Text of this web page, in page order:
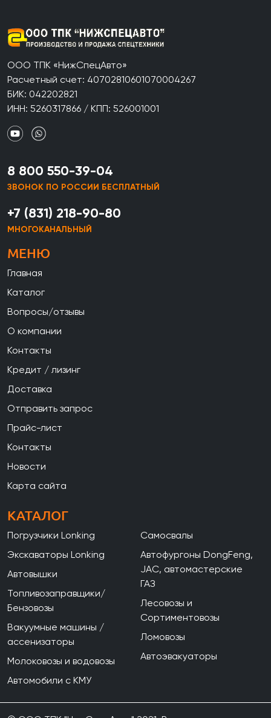
ООО ТПК «НижСпецАвто»
Расчетный счет: 40702810601070004267
БИК: 042202821
ИНН: 5260317866 / КПП: 526001001
8 800 550-39-04
ЗВОНОК ПО РОССИИ БЕСПЛАТНЫЙ
+7 (831) 218-90-80
МНОГОКАНАЛЬНЫЙ
МЕНЮ
Главная
Каталог
Вопросы/отзывы
О компании
Контакты
Кредит / лизинг
Доставка
Отправить запрос
Прайс-лист
Контакты
Новости
Карта сайта
КАТАЛОГ
Погрузчики Lonking
Экскаваторы Lonking
Автовышки
Топливозаправщики/
Бензовозы
Вакуумные машины /
ассенизаторы
Молоковозы и водовозы
Автомобили с КМУ
Самосвалы
Автофургоны DongFeng,
JAC, автомастерские
ГАЗ
Лесовозы и
Сортиментовозы
Ломовозы
Автоэвакуаторы